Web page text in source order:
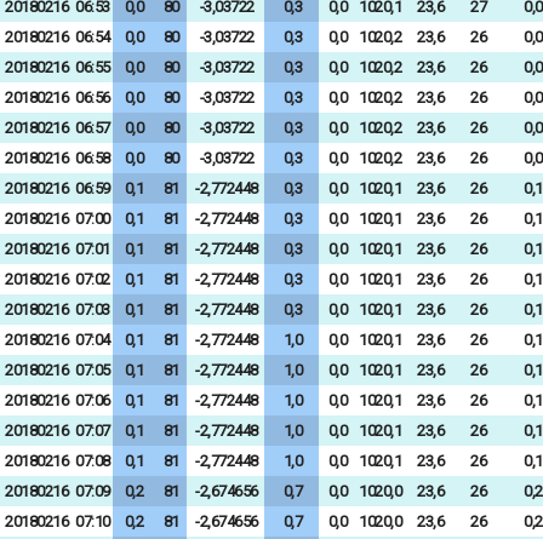
20180216 06:53 0,0 80 -3,03722 0,3 0,0 1020,1 23,6 27
0,0
20180216 06:54 0,0 80 -3,03722 0,3 0,0 1020,2 23,6 26
0,0
20180216 06:55 0,0 80 -3,03722 0,3 0,0 1020,2 23,6 26
0,0
20180216 06:56 0,0 80 -3,03722 0,3 0,0 1020,2 23,6 26
0,0
20180216 06:57 0,0 80 -3,03722 0,3 0,0 1020,2 23,6 26
0,0
20180216 06:58 0,0 80 -3,03722 0,3 0,0 1020,2 23,6 26
0,0
20180216 06:59 0,1 81 -2,772448 0,3 0,0 1020,1 23,6 26
0,1
20180216 07:00 0,1 81 -2,772448 0,3 0,0 1020,1 23,6 26
0,1
20180216 07:01 0,1 81 -2,772448 0,3 0,0 1020,1 23,6 26
0,1
20180216 07:02 0,1 81 -2,772448 0,3 0,0 1020,1 23,6 26
0,1
20180216 07:03 0,1 81 -2,772448 0,3 0,0 1020,1 23,6 26
0,1
20180216 07:04 0,1 81 -2,772448 1,0 0,0 1020,1 23,6 26
0,1
20180216 07:05 0,1 81 -2,772448 1,0 0,0 1020,1 23,6 26
0,1
20180216 07:06 0,1 81 -2,772448 1,0 0,0 1020,1 23,6 26
0,1
20180216 07:07 0,1 81 -2,772448 1,0 0,0 1020,1 23,6 26
0,1
20180216 07:08 0,1 81 -2,772448 1,0 0,0 1020,1 23,6 26
0,1
20180216 07:09 0,2 81 -2,674656 0,7 0,0 1020,0 23,6 26
0,2
20180216 07:10 0,2 81 -2,674656 0,7 0,0 1020,0 23,6 26
0,2